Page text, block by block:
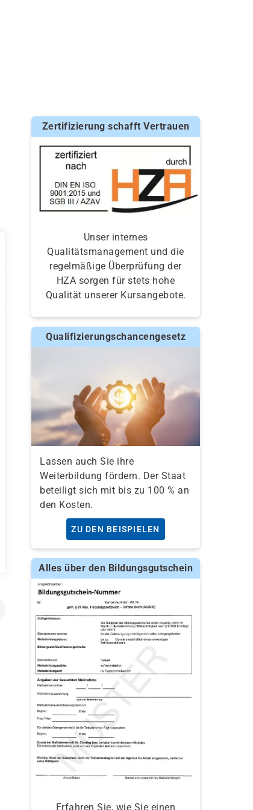
Zertifizierung schafft Vertrauen
Unser internes
Qualitätsmanagement und die
regelmäßige Überprüfung der
HZA sorgen für stets hohe
Qualität unserer Kursangebote.
Qualifizierungschancengesetz
Lassen auch Sie ihre
Weiterbildung fördern. Der Staat
beteiligt sich mit bis zu 100 % an
den Kosten.
ZU DEN BEISPIELEN
Alles über den Bildungsgutschein
Erfahren Sie, wie Sie einen